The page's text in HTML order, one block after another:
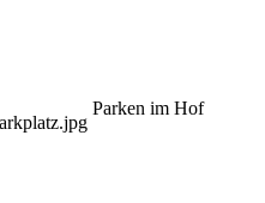
Parken im Hof